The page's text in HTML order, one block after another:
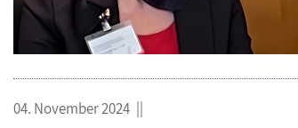
04. November 2024